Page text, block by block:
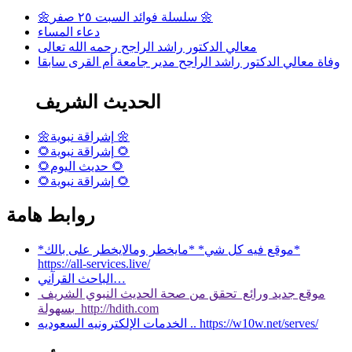
🌼سلسلة فوائد السبت ٢٥ صفر 🌼
دعاء المساء
معالي الدكتور راشد الراجح رحمه الله تعالى
وفاة معالي الدكتور راشد الراجح مدير جامعة أم القرى سابقا
الحديث الشريف
🌼إشراقة نبوية 🌼
🌻إشراقة نبوية 🌻
🌻حديث اليوم 🌻
🌻إشراقة نبوية 🌻
روابط هامة
*موقع فيه كل شي* *مايخطر ومالايخطر على بالك*
https://all-services.live/
الباحث القرآني…
موقع جديد ورائع تحقق من صحة الحديث النبوي الشريف
بسهولة http://hdith.com
الخدمات الإلكترونيه السعوديه .. https://w10w.net/serves/